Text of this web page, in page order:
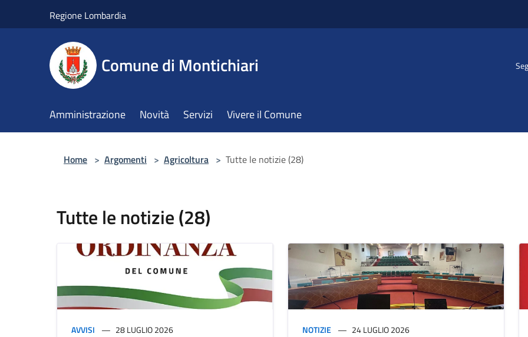
Regione Lombardia
Comune di Montichiari
Amministrazione Novità Servizi Vivere il Comune
Home > Argomenti > Agricoltura > Tutte le notizie (28)
Tutte le notizie (28)
AVVISI 28 LUGLIO 2026 NOTIZIE 24 LUGLIO 2026